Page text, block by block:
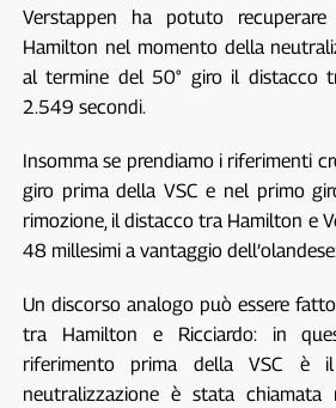
Verstappen ha potuto
Hamilton nel momento della
al termine del 50° giro il distacco
2.549 secondi.
Insomma se prendiamo i riferimenti
giro prima della VSC e nel primo
rimozione, il distacco tra Hamilton e
48 millesimi a vantaggio
Un discorso analogo può essere
tra Hamilton e Ricciardo: in
riferimento prima della VSC è
neutralizzazione è stata